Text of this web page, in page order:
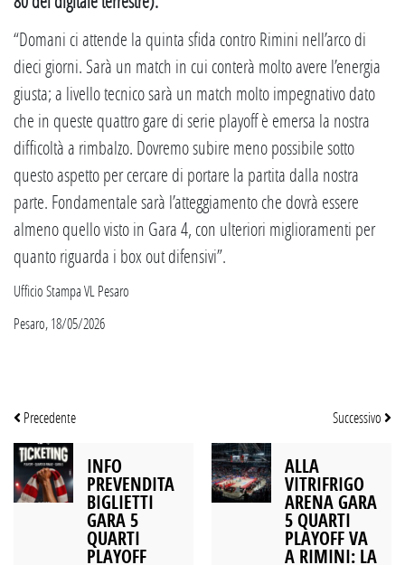
“Domani ci attende la quinta sfida contro Rimini nell’arco di
dieci giorni. Sarà un match in cui conterà molto avere l’energia
giusta; a livello tecnico sarà un match molto impegnativo dato
che in queste quattro gare di serie playoff è emersa la nostra
difficoltà a rimbalzo. Dovremo subire meno possibile sotto
questo aspetto per cercare di portare la partita dalla nostra
parte. Fondamentale sarà l’atteggiamento che dovrà essere
almeno quello visto in Gara 4, con ulteriori miglioramenti per
quanto riguarda i box out difensivi”.
Ufficio Stampa VL Pesaro
Pesaro, 18/05/2026
Precedente
INFO
PREVENDITA
BIGLIETTI
GARA 5
QUARTI
PLAYOFF
Successivo
ALLA
VITRIFRIGO
ARENA GARA
5 QUARTI
PLAYOFF VA
A RIMINI: LA